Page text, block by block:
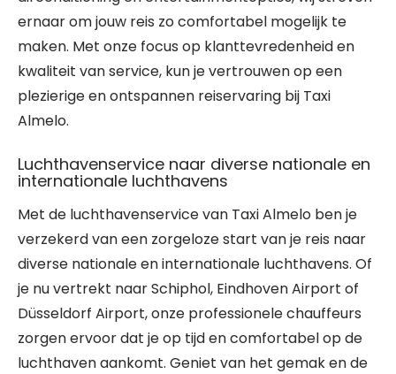
ernaar om jouw reis zo comfortabel mogelijk te
maken. Met onze focus op klanttevredenheid en
kwaliteit van service, kun je vertrouwen op een
plezierige en ontspannen reiservaring bij Taxi
Almelo.
Luchthavenservice naar diverse nationale en
internationale luchthavens
Met de luchthavenservice van Taxi Almelo ben je
verzekerd van een zorgeloze start van je reis naar
diverse nationale en internationale luchthavens. Of
je nu vertrekt naar Schiphol, Eindhoven Airport of
Düsseldorf Airport, onze professionele chauffeurs
zorgen ervoor dat je op tijd en comfortabel op de
luchthaven aankomt. Geniet van het gemak en de